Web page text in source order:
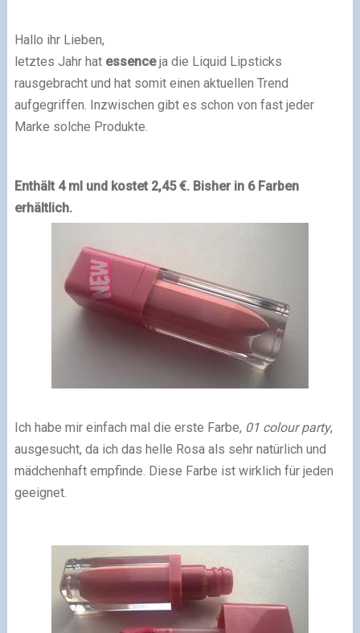
Hallo ihr Lieben,
letztes Jahr hat essenceja die Liquid Lipsticks
rausgebracht und hat somit einen aktuellen Trend
aufgegriffen. Inzwischen gibt es schon von fast jeder
Marke solche Produkte.
Enthält 4 ml und kostet 2,45 €. Bisher in 6 Farben
erhältlich.
Ich habe mir einfach mal die erste Farbe, 01 colour party,
ausgesucht, da ich das helle Rosa als sehr natürlich und
mädchenhaft empfinde. Diese Farbe ist wirklich für jeden
geeignet.